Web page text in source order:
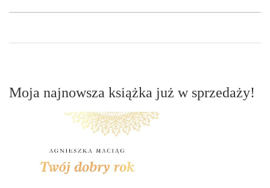
Moja najnowsza książka już w sprzedaży!